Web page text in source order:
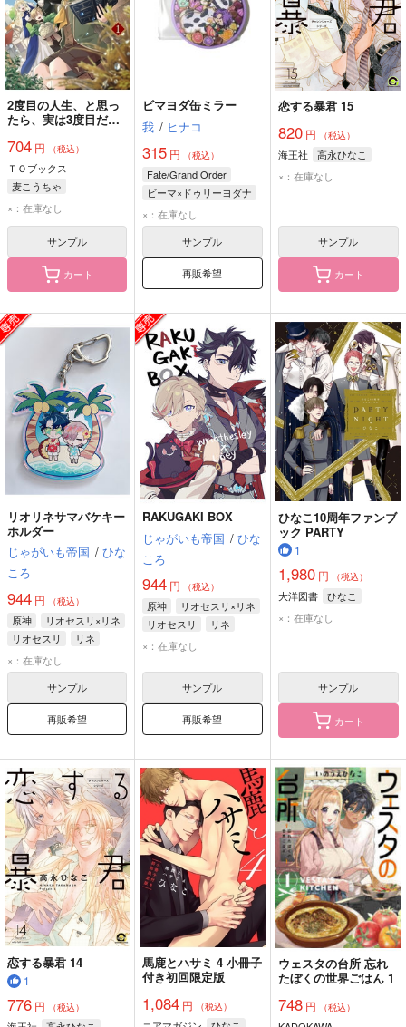
2度目の人生、と思っ
たら、実は3度目だっ
努力で不幸な歴史の改
変に挑みます～
@COMIC 1
704 円 （税込）
ＴＯブックス
麦こうちゃ
×：在庫なし
サンプル
カート
ビマヨダ缶ミラー
我 / ヒナコ
315 円 （税込）
Fate/Grand Order
ビーマ×ドゥリーヨダナ
ビーマ
ドゥリーヨダナ
×：在庫なし
サンプル
再販希望
恋する暴君 15
820円 （税込）
海王社
高永ひなこ
×：在庫なし
サンプル
カート
リオリネサマバケキー
ホルダー
じゃがいも帝国 / ひな
ころ
944 円 （税込）
原神
リオセスリ×リネ
リオセスリ
リネ
×：在庫なし
サンプル
再販希望
RAKUGAKI BOX
じゃがいも帝国 / ひな
ころ
944 円 （税込）
原神
リオセスリ×リネ
リオセスリ
リネ
×：在庫なし
サンプル
再販希望
ひなこ10周年ファンブ
ック PARTY
1
1,980円 （税込）
大洋図書
ひなこ
×：在庫なし
サンプル
カート
恋する暴君 14
1
776 円 （税込）
馬鹿とハサミ 4 小冊子
付き初回限定版
1,084 円 （税込）
ウェスタの台所 忘れ
たぼくの世界ごはん 1
748円 （税込）